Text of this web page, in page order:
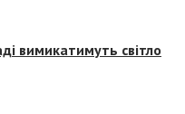
вимикатимуть світло